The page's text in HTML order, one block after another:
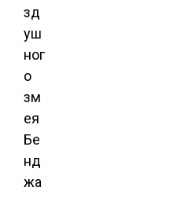
зд
уш
ног
о
зм
ея
Бе
нд
жа